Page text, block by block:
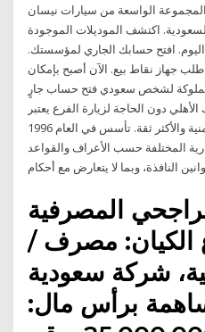
الواسعة من سيارات نيسان
اكتشف الموديلات الموجودة
افتح حسابك الجاري لمؤسستك.
جهاز نقاط بيع. الآن أصبح بإمكان
لشخص سعودي فتح حساب جارٍ
دون الحاجة لزيارة الفرع يعتبر
بنك التضامن أحد أكبر البنوك اليمنية والأكثر ثقة. تأسس في العام 1996
المختلفة حسب الأعراف والقواعد
النافذة، وبما لا يتعارض مع أحكام
المصرفية
الكيان: مصرف /
شركة سعودية
برأس مال: